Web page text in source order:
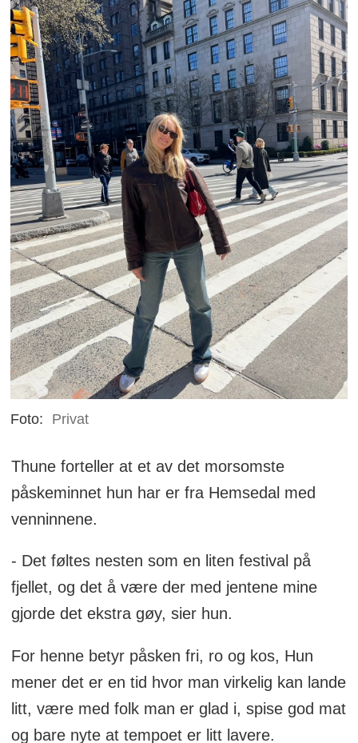
Foto: Privat
Thune forteller at et av det morsomste
påskeminnet hun har er fra Hemsedal med
venninnene.
- Det føltes nesten som en liten festival på
fjellet, og det å være der med jentene mine
gjorde det ekstra gøy, sier hun.
For henne betyr påsken fri, ro og kos, Hun
mener det er en tid hvor man virkelig kan lande
litt, være med folk man er glad i, spise god mat
og bare nyte at tempoet er litt lavere.